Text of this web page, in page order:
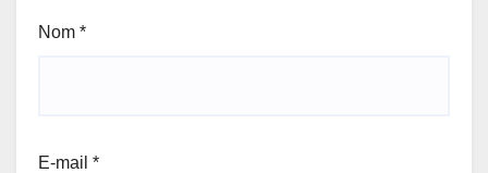
Nom *
E-mail *